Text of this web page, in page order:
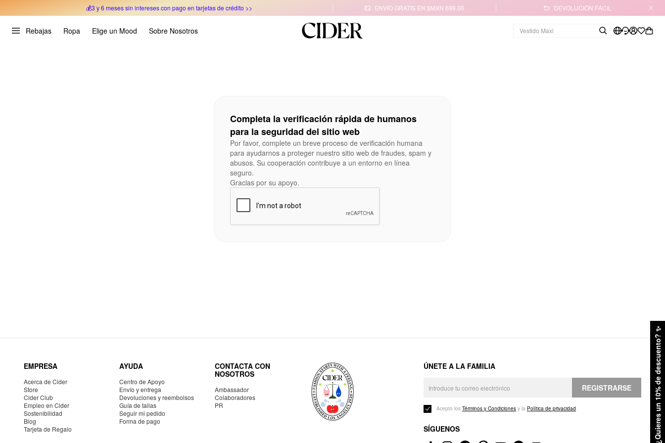
💰3 y 6 meses sin intereses con pago en tarjetas de crédito >>
ENVÍO GRATIS EN $MXN 699.00 DEVOLUCIÓN FÁCIL
Rebajas Ropa Elige un Mood Sobre Nosotros
¿Quieres un 10% de descuento?
✨
Completa la verificación rápida de humanos
para la seguridad del sitio web
Por favor, complete un breve proceso de verificación humana
para ayudarnos a proteger nuestro sitio web de fraudes, spam y
abusos. Su cooperación contribuye a un entorno en línea
seguro.
Gracias por su apoyo.
EMPRESA
Acerca de Cider
Store
Cider Club
Empleo en Cider
Sostenibilidad
Blog
Tarjeta de Regalo
AYUDA
Centro de Apoyo
Envío y entrega
Devoluciones y reembolsos
Guía de tallas
Seguir mi pedido
Forma de pago
CONTACTA CON
NOSOTROS
Ambassador
Colaboradores
PR
ÚNETE A LA FAMILIA
REGISTRARSE
Acepto los Términos y Condiciones y la Política de privacidad.
SÍGUENOS